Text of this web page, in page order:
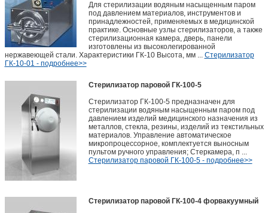
Для стерилизации водяным насыщенным паром
под давлением материалов, инструментов и
принадлежностей, применяемых в медицинской
практике. Основные узлы стерилизаторов, а также
стерилизационная камера, дверь, панели
изготовлены из высоколегированной
нержавеющей стали. Характеристики ГК-10 Высота, мм ... Стерилизатор
ГК-10-01 - подробнее>>
Стерилизатор паровой ГК-100-5
Стерилизатор ГК-100-5 предназначен для
стерилизации водяным насыщенным паром под
давлением изделий медицинского назначения из
металлов, стекла, резины, изделий из текстильных
материалов. Управление автоматическое
микропроцессорное, комплектуется выносным
пультом ручного управления; Стеркамера, п ...
Стерилизатор паровой ГК-100-5 - подробнее>>
Стерилизатор паровой ГК-100-4 форвакуумный